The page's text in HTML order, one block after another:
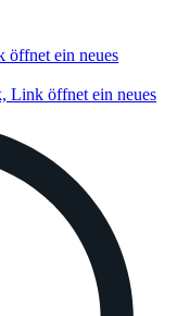
ein neues
Link öffnet ein neues